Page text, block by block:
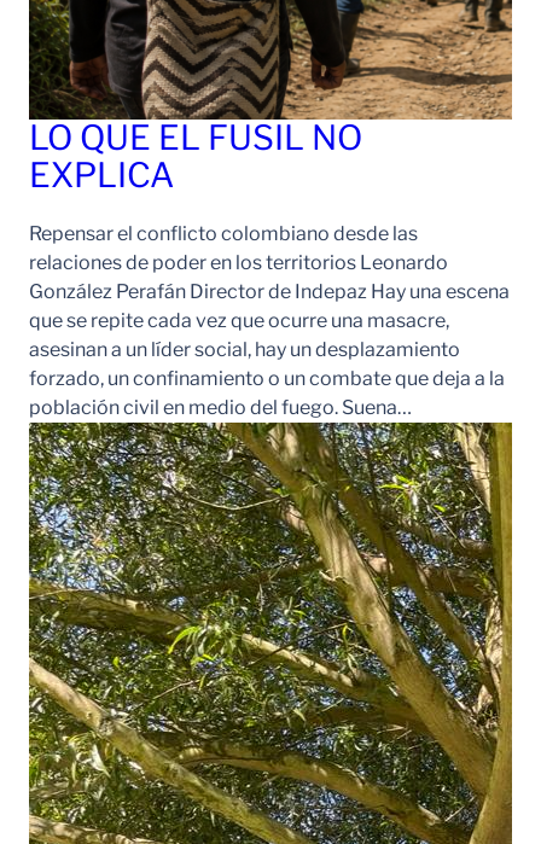
LO QUE EL FUSIL NO
EXPLICA
Repensar el conflicto colombiano desde las
relaciones de poder en los territorios Leonardo
González Perafán Director de Indepaz Hay una escena
que se repite cada vez que ocurre una masacre,
asesinan a un líder social, hay un desplazamiento
forzado, un confinamiento o un combate que deja a la
población civil en medio del fuego. Suena…